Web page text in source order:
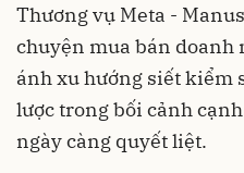
Thương vụ Meta -
chuyện mua bán doanh
ánh xu hướng siết kiểm
lược trong bối cảnh
ngày càng quyết liệt.